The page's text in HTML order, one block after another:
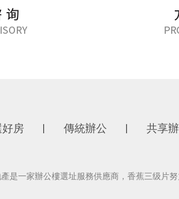
房 傳統辦公 共享
一家辦公樓選址服務供應商，香蕉三级片